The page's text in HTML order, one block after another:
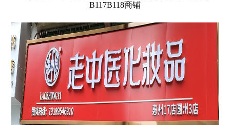
B117B118商铺